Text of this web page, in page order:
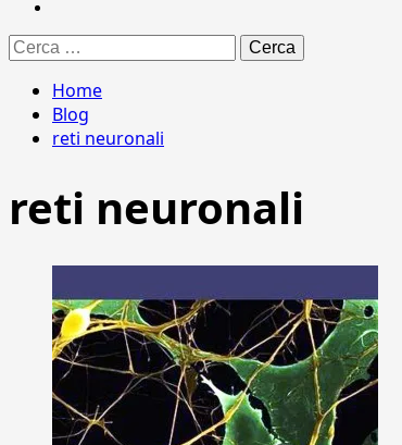
Ricerca
per:
Home
Blog
reti neuronali
reti neuronali